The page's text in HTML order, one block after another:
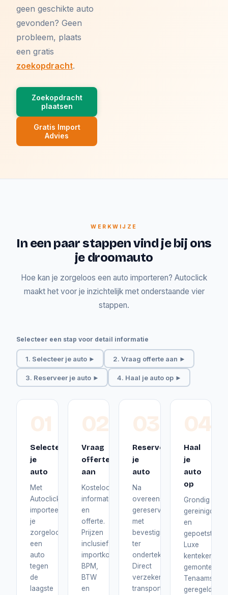
geen geschikte auto
gevonden? Geen
probleem, plaats
een gratis
zoekopdracht.
Zoekopdracht
plaatsen
Gratis Import
Advies
WERKWIJZE
In een paar stappen vind je bij ons
je droomauto
Hoe kan je zorgeloos een auto importeren? Autoclick
maakt het voor je inzichtelijk met onderstaande vier
stappen.
Selecteer een stap voor detail informatie
1. Selecteer je auto ► 2. Vraag offerte aan ►
3. Reserveer je auto ► 4. Haal je auto op ►
01
Selecteer
je
auto
Met
Autoclick
importeer
je
zorgeloos
een
auto
tegen
de
laagste
02
Vraag
offerte
aan
Kosteloos
informatie
en
offerte.
Prijzen
inclusief
importkosten,
BPM,
BTW
en
03
Reserveer
je
auto
Na
overeenstemming
gereserveerd
met
bevestiging
ter
ondertekening.
Direct
verzekerd
transport.
04
Haal
je
auto
op
Grondig
gereinigd
en
gepoetst.
Luxe
gemonteerd.
geregeld.